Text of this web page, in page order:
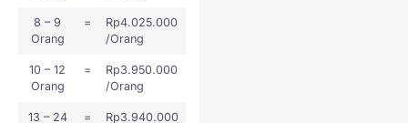
8 – 9
Orang
=
Rp4.025.000
/Orang
10 – 12
Orang
=
Rp3.950.000
/Orang
13 – 24
=
Rp3.940.000